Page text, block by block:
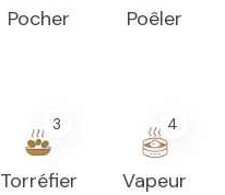
Pocher Poêler
3
Torréfier
4
Vapeur